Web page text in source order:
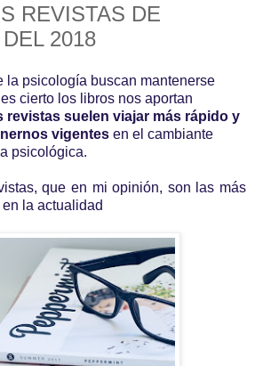
REVISTAS DE
2018
la psicología buscan mantenerse
cierto los libros nos aportan
revistas suelen viajar más rápido y
vigentes en el cambiante
psicológica.
que en mi opinión, son las más
la actualidad